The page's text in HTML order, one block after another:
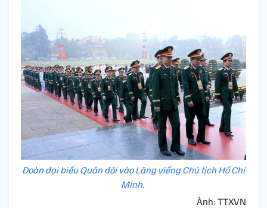
Đoàn đại biểu Quân đội vào Lăng viếng Chủ tịch Hồ Chí
Minh.
Ảnh: TTXVN